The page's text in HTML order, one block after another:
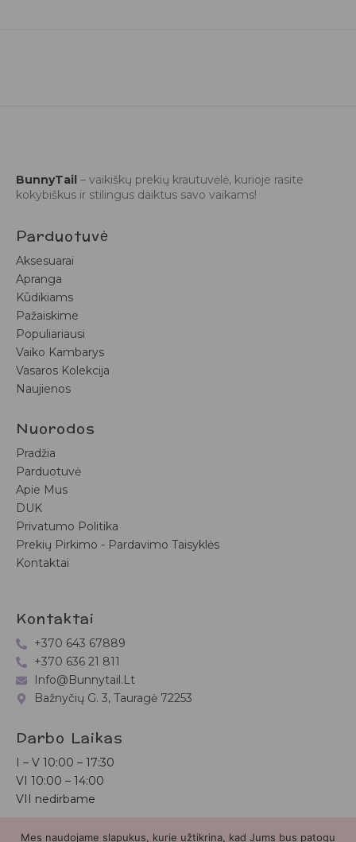
BunnyTail – vaikiškų prekių krautuvėlė, kurioje rasite
kokybiškus ir stilingus daiktus savo vaikams!
Parduotuvė
Aksesuarai
Apranga
Kūdikiams
Pažaiskime
Populiariausi
Vaiko Kambarys
Vasaros Kolekcija
Naujienos
Nuorodos
Pradžia
Parduotuvė
Apie Mus
DUK
Privatumo Politika
Prekių Pirkimo - Pardavimo Taisyklės
Kontaktai
Kontaktai
+370 643 67889
+370 636 21 811
Info@bunnytail.lt
Bažnyčių G. 3, Tauragė 72253
Darbo Laikas
I – V 10:00 – 17:30
VI 10:00 – 14:00
VII nedirbame
Mes naudojame slapukus, kurie užtikrina, kad Jums bus patogu